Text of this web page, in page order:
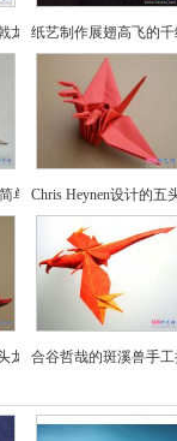
龙图谱教程
纸艺制作展翅高飞的千
单鸽子折纸教程
Chris Heynen设计的五
龙折纸图谱教程
合谷哲哉的斑溪兽手工